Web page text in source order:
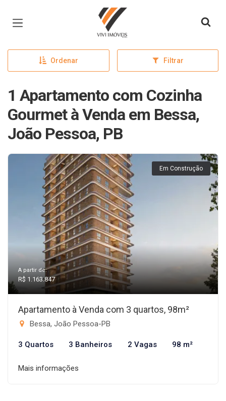
Página inicial
Ordenar Filtrar
1 Apartamento com Cozinha
Gourmet à Venda em Bessa,
João Pessoa, PB
Em Construção
A partir de:
R$ 1.163.847
Apartamento à Venda com 3 quartos, 98m²
Bessa, João Pessoa-PB
3 Quartos 3 Banheiros 2 Vagas 98 m²
Mais informações